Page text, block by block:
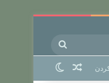
برای
نوشته تصادفی